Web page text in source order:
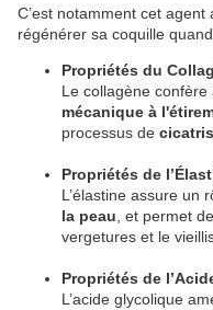
C’est notamment cet agent
régénérer sa coquille
Propriétés du
Le collagène confère
mécanique à
processus de
Propriétés de
L’élastine assure un
la peau , et permet
vergetures et le
Propriétés de
L’acide glycolique